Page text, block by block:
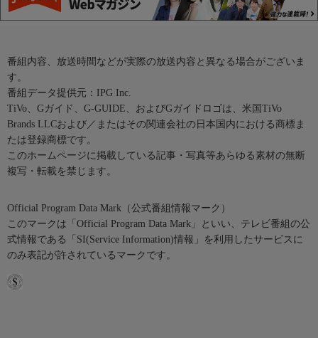
番組内容、放送時間などが実際の放送内容と異なる場合がございま
す。
番組データ提供元：IPG Inc.
TiVo、Gガイド、G-GUIDE、およびGガイドロゴは、米国TiVo
Brands LLCおよび／またはその関連会社の日本国内における商標ま
たは登録商標です。
このホームページに掲載している記事・写真等あらゆる素材の無断
複写・転載を禁じます。
Official Program Data Mark（公式番組情報マーク）
このマークは「Official Program Data Mark」といい、テレビ番組の公
式情報である「SI(Service Information)情報」を利用したサービスに
のみ表記が許されているマークです。